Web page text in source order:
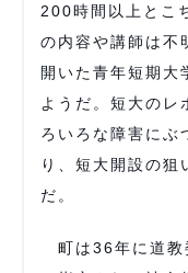
200時間以上とこ
の内容や講師は不
開いた青年短期大
ようだ。短大のレ
ろいろな障害にぶ
り、短大開設の狙
だ。
町は36年に道教